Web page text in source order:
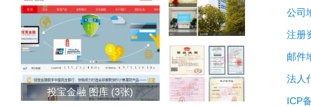
投宝金融 图库 (3张)
公司
注册
邮件
法人
ICP